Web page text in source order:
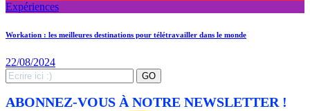
Expériences
Workation : les meilleures destinations pour télétravailler dans le monde
22/08/2024
Search
for:
GO
ABONNEZ-VOUS À NOTRE NEWSLETTER !